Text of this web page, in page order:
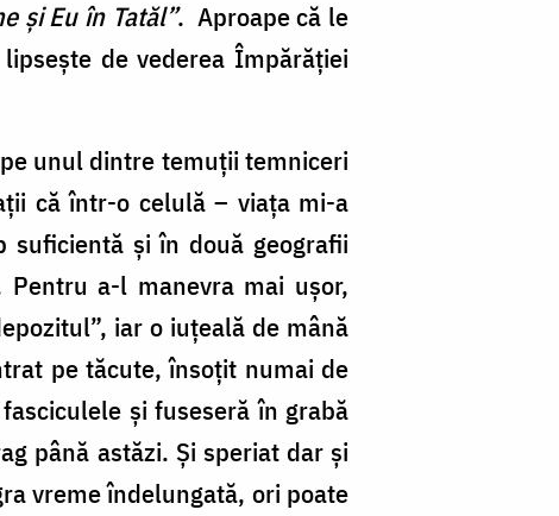
și Eu în Tatăl”. Aproape că le
de vederea Împărăției
unul dintre temuții temniceri
că într-o celulă – viața mi-a
și în două geografii
a-l manevra mai ușor,
iar o iuțeală de mână
pe tăcute, însoțit numai de
și fuseseră în grabă
până astăzi. Și speriat dar și
vreme îndelungată, ori poate